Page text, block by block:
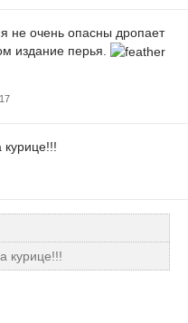
не очень опасны дропает
издание перья.
курице!!!
курице!!!